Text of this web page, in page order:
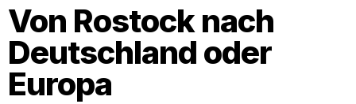
Von Rostock nach
Deutschland oder
Europa